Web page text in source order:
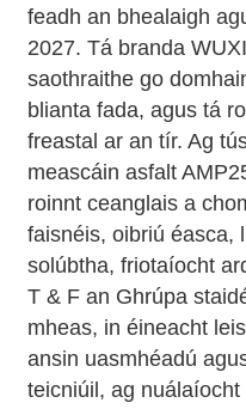
feadh an bhealaigh
2027. Tá branda
saothraithe go
blianta fada, agus tá
freastal ar an tír. Ag
meascáin asfalt
roinnt ceanglais a
faisnéis, oibriú éasca,
solúbtha, friotaíocht
T & F an Ghrúpa
mheas, in éineacht
ansin uasmhéadú
teicniúil, ag